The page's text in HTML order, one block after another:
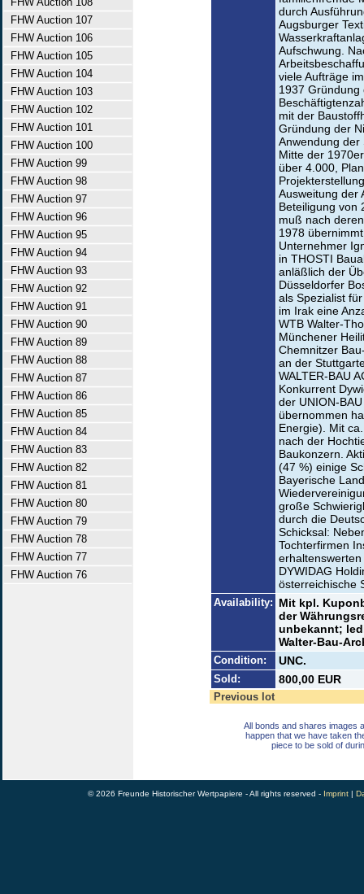
FHW Auction 107
FHW Auction 106
FHW Auction 105
FHW Auction 104
FHW Auction 103
FHW Auction 102
FHW Auction 101
FHW Auction 100
FHW Auction 99
FHW Auction 98
FHW Auction 97
FHW Auction 96
FHW Auction 95
FHW Auction 94
FHW Auction 93
FHW Auction 92
FHW Auction 91
FHW Auction 90
FHW Auction 89
FHW Auction 88
FHW Auction 87
FHW Auction 86
FHW Auction 85
FHW Auction 84
FHW Auction 83
FHW Auction 82
FHW Auction 81
FHW Auction 80
FHW Auction 79
FHW Auction 78
FHW Auction 77
FHW Auction 76
durch
Augsburger
Aufschwung.
viele Aufträge
1937
mit der
Gründung der
Anwendung der
Mitte der
über 4.000,
Ausweitung der
Beteiligung von
muß nach
1978
Unternehmer
in THOSTI
anläßlich der
Düsseldorfer
als Spezialist
im Irak eine
WTB Walter-
Münchener
Chemnitzer
an der
WALTER-BAU
Konkurrent
der UNION-
übernommen
Energie). Mit
nach der
Baukonzern.
(47 %) einige
Bayerische
große
durch die
Schicksal:
Tochterfirmen
DYWIDAG
österreichische
Availability: Mit kpl.
der
unbekannt;
Walter-Bau-
Condition: UNC.
Sold: 800,00 EUR
Previous lot
All bonds and shares images
happen that we have taken
piece to be sold of
© 2026 Freunde Historischer Wertpapiere - All rights reserved - Imprint |